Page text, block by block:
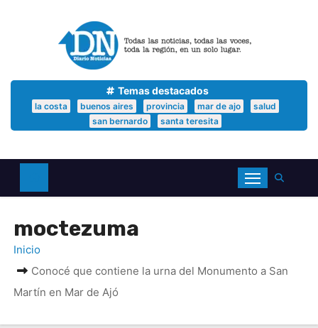
i
Temas destacados
la costa buenos aires provincia mar de ajo
salud
san bernardo
santa teresita
moctezuma
Inicio
Conocé que contiene la urna del Monumento a San
Martín en Mar de Ajó